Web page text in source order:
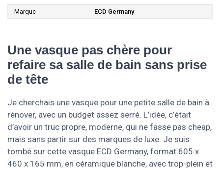
Marque ECD Germany
Une vasque pas chère pour
refaire sa salle de bain sans prise
de tête
Je cherchais une vasque pour une petite salle de bain à
rénover, avec un budget assez serré. L’idée, c’était
d’avoir un truc propre, moderne, qui ne fasse pas cheap,
mais sans partir sur des marques de luxe. Je suis
tombé sur cette vasque ECD Germany, format 605 x
460 x 165 mm, en céramique blanche, avec trop-plein et